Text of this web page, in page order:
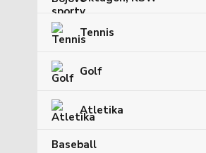
Tennis
Golf
Atletika
Baseball